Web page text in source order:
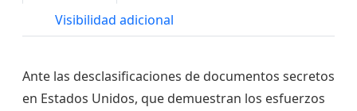
Visibilidad adicional
Ante las desclasificaciones de documentos secretos
en Estados Unidos, que demuestran los esfuerzos